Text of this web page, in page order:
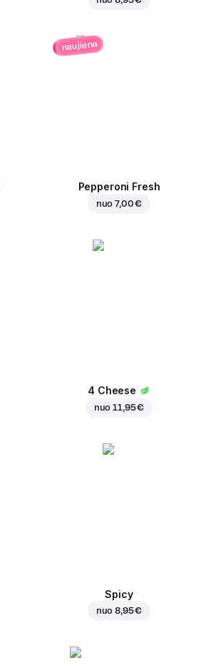
naujiena
Pepperoni Fresh
nuo7,00 €
4 Cheese
nuo11,95 €
Spicy
nuo8,95 €